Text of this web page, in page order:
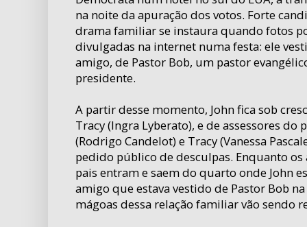
na noite da apuração dos votos. Forte
drama familiar se instaura quando fotos
divulgadas na internet numa festa: ele
amigo, de Pastor Bob, um pastor
presidente.
A partir desse momento, John fica sob
Tracy (Ingra Lyberato), e de assessores
(Rodrigo Candelot) e Tracy (Vanessa
pedido público de desculpas. Enquanto os
pais entram e saem do quarto onde John
amigo que estava vestido de Pastor Bob
mágoas dessa relação familiar vão sendo